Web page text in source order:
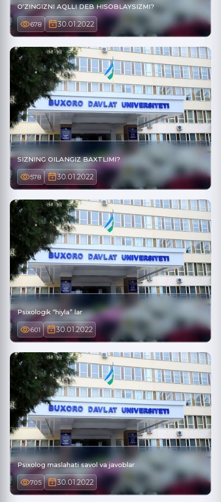
O‘ZINGIZNI AQLLI DEB HISOBLAYSIZMI?
678 30.01.2022
SIZNING OILANGIZ BAXTLIMI?
578 30.01.2022
Psixologik “hiyla” lar
601 30.01.2022
Psixolog maslahati savol va javoblar
705 30.01.2022